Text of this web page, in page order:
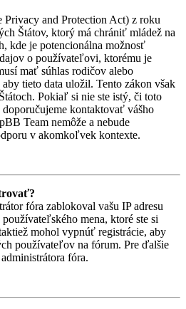
and Protection Act) z roku
Štátov, ktorý má chrániť mládež na
kde je potencionálna možnosť
o používateľovi, ktorému je
mať súhlas rodičov alebo
tieto data uložil. Tento zákon však
Pokiaľ si nie ste istý, či toto
kontaktovať vášho
Team nemôže a nebude
v akomkoľvek kontexte.
fóra zablokoval vašu IP adresu
mena, ktoré ste si
mohol vypnúť registrácie, aby
používateľov na fórum. Pre ďalšie
fóra.